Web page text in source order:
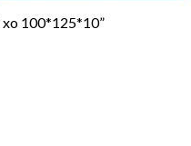
100*125*10”